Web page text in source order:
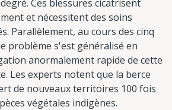
Ces blessures cicatrisent
et nécessitent des soins
Parallèlement, au cours des cinq
problème s'est généralisé en
anormalement rapide de cette
Les experts notent que la berce
de nouveaux territoires 100 fois
végétales indigènes.